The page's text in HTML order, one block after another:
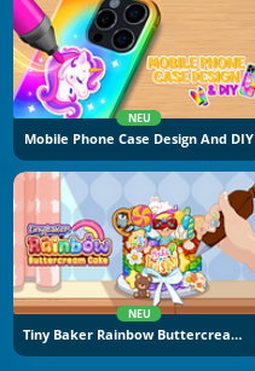
NEU
Mobile Phone Case Design And DIY
NEU
Tiny Baker Rainbow Buttercream Cake